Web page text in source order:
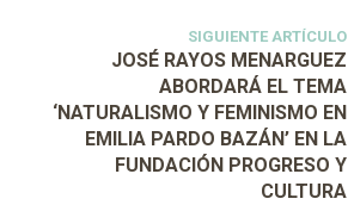
SIGUIENTE ARTÍCULO
JOSÉ RAYOS MENARGUEZ
ABORDARÁ EL TEMA
‘NATURALISMO Y FEMINISMO EN
EMILIA PARDO BAZÁN’ EN LA
FUNDACIÓN PROGRESO Y
CULTURA